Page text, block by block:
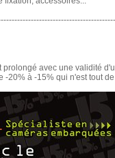
prolongé avec une validité
20% à -15% qui n'est tout